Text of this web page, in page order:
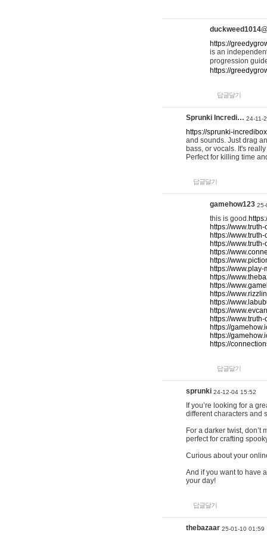
https://
is an
progression
https://
답글달기
Sprunki Incredi… 24-11-
https://sprunki-
and sounds. Just drag
bass, or vocals. It's
Perfect for killing time
답글달기
gamehow123 25-
this is good.
https://
https://
https://
https://
https://
https://
https://
https://
https://
https://
https://
https://
https://
https://
https://
답글달기
sprunki 24-12-04 15:52
If you’re looking for a
different characters and
For a darker twist, don’t
perfect for crafting
Curious about your
And if you want to have
your day!
답글달기
thebazaar 25-01-10 01:59